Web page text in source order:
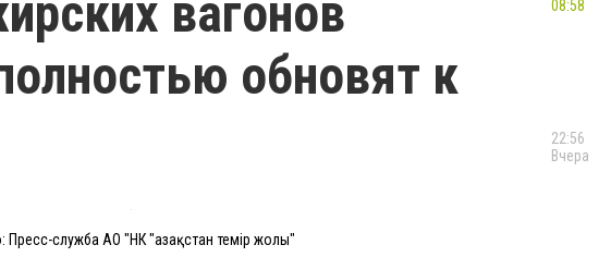
вагонов
обновят к
Пресс-служба АО "НК "Қазақстан темір жолы"
08:58
22:56
Вчера